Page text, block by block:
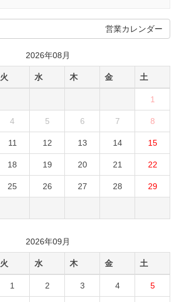
営業カレンダー
2026年08月
火 水 木 金 土
1
4 5 6 7 8
11 12 13 14 15
18 19 20 21 22
25 26 27 28 29
2026年09月
火 水 木 金 土
1 2 3 4 5